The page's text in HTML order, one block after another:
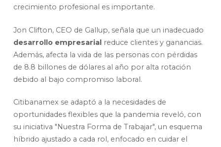
crecimiento profesional es importante.
Jon Clifton, CEO de Gallup, señala que un inadecuado
desarrollo empresarial reduce clientes y ganancias.
Además, afecta la vida de las personas con pérdidas
de 8.8 billones de dólares al año por alta rotación
debido al bajo compromiso laboral.
Citibanamex se adaptó a la necesidades de
oportunidades flexibles que la pandemia reveló, con
su iniciativa "Nuestra Forma de Trabajar", un esquema
híbrido ajustado a cada rol, enfocado en cuidar el